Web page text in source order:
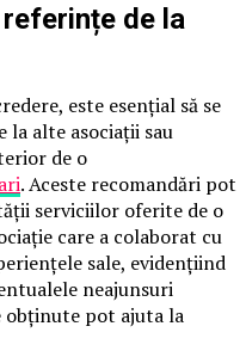
de la
este esențial să se
la alte asociații sau
de o
. Aceste recomandări pot
serviciilor oferite de o
care a colaborat cu
sale, evidențiind
neajunsuri
pot ajuta la